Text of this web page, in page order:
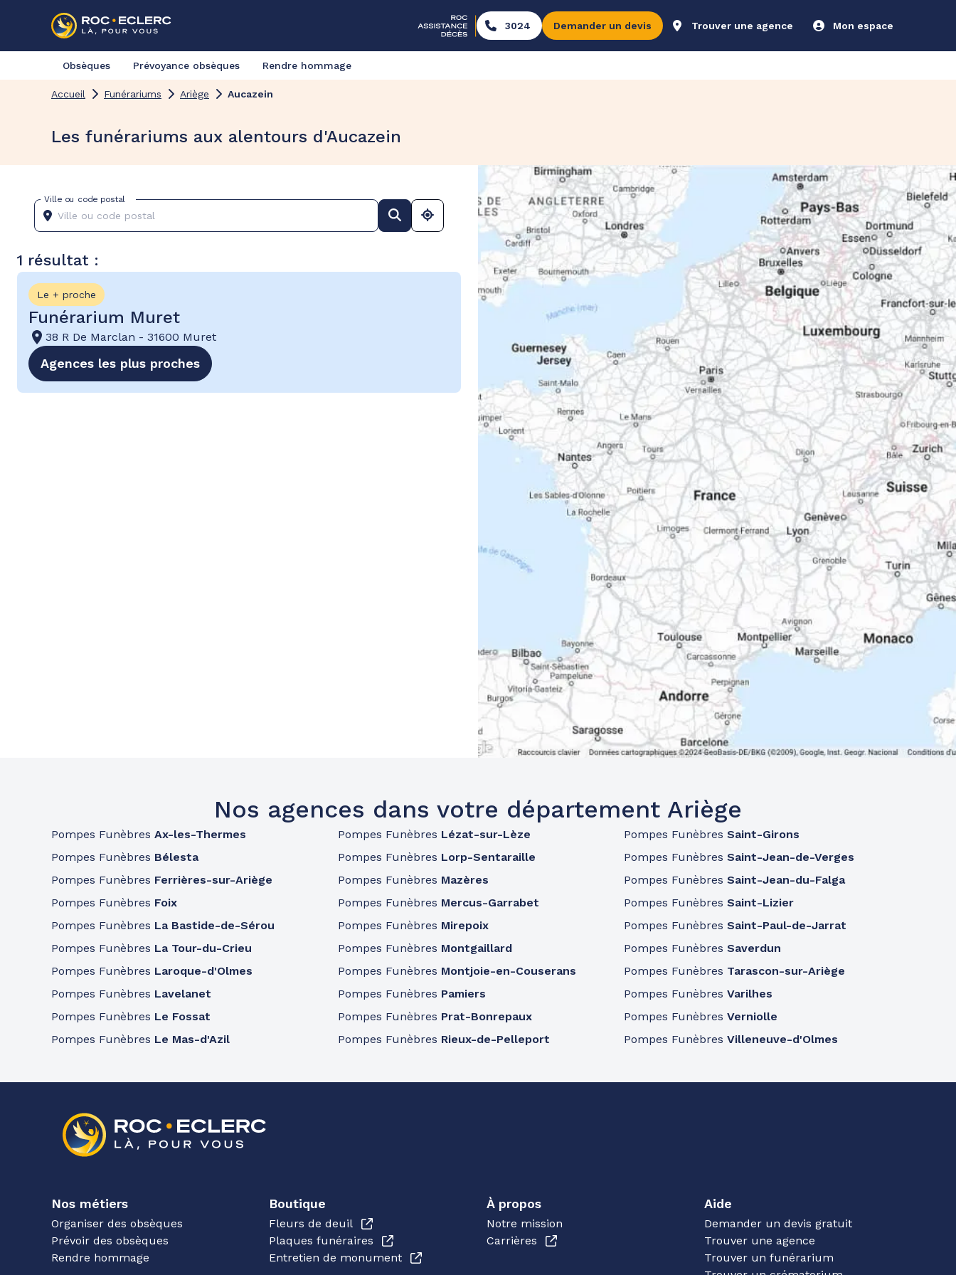
3024 Demander un devis Trouver une agence Mon espace
Obsèques Prévoyance obsèques Rendre hommage
Accueil Funérariums Ariège Aucazein
Les funérariums aux alentours d'Aucazein
Ville ou code postal
1 résultat :
Le + proche
Funérarium Muret
38 R De Marclan - 31600 Muret
Agences les plus proches
Nos agences dans votre département Ariège
Pompes Funèbres Ax-les-Thermes
Pompes Funèbres Bélesta
Pompes Funèbres Ferrières-sur-Ariège
Pompes Funèbres Foix
Pompes Funèbres La Bastide-de-Sérou
Pompes Funèbres La Tour-du-Crieu
Pompes Funèbres Laroque-d'Olmes
Pompes Funèbres Lavelanet
Pompes Funèbres Le Fossat
Pompes Funèbres Le Mas-d'Azil
Pompes Funèbres Lézat-sur-Lèze
Pompes Funèbres Lorp-Sentaraille
Pompes Funèbres Mazères
Pompes Funèbres Mercus-Garrabet
Pompes Funèbres Mirepoix
Pompes Funèbres Montgaillard
Pompes Funèbres Montjoie-en-Couserans
Pompes Funèbres Pamiers
Pompes Funèbres Prat-Bonrepaux
Pompes Funèbres Rieux-de-Pelleport
Pompes FunèbresSaint-Girons
Pompes FunèbresSaint-Jean-de-Verges
Pompes FunèbresSaint-Jean-du-Falga
Pompes FunèbresSaint-Lizier
Pompes FunèbresSaint-Paul-de-Jarrat
Pompes FunèbresSaverdun
Pompes Funèbres Tarascon-sur-Ariège
Pompes FunèbresVarilhes
Pompes FunèbresVerniolle
Pompes FunèbresVilleneuve-d'Olmes
Nos métiers
Organiser des obsèques
Prévoir des obsèques
Rendre hommage
Boutique
Fleurs de deuil
Plaques funéraires
Entretien de monument
À propos
Notre mission
Carrières
Aide
Demander un devis gratuit
Trouver une agence
Trouver un funérarium